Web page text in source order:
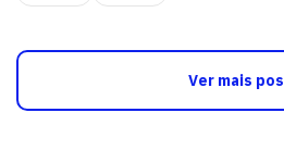
Ver mais